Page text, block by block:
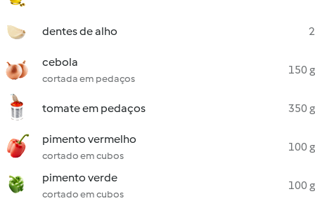
dentes de alho 2
cebola
cortada em pedaços
150 g
tomate em pedaços 350 g
pimento vermelho
cortado em cubos
100 g
pimento verde
cortado em cubos
100 g